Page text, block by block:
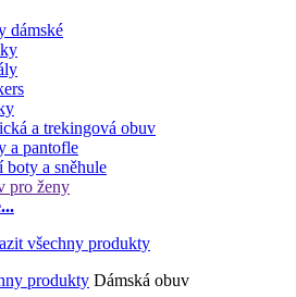
dámské
a trekingová obuv
a pantofle
boty a sněhule
pro ženy
produkty Dámská obuv